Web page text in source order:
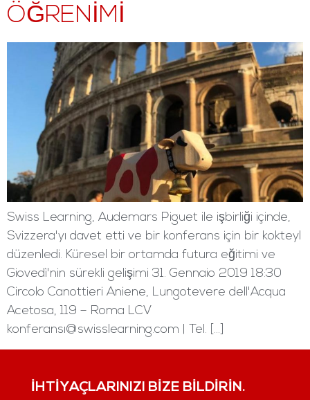
ÖĞRENIMI
Swiss Learning, Audemars Piguet ile işbirliği içinde,
Svizzera'yı davet etti ve bir konferans için bir kokteyl
düzenledi. Küresel bir ortamda futura eğitimi ve
Giovedì'nin sürekli gelişimi 31. Gennaio 2019 18:30
Circolo Canottieri Aniene, Lungotevere dell'Acqua
Acetosa, 119 – Roma LCV
konferansı@swisslearning.com | Tel. […]
İHTIYAÇLARINIZI BIZE BILDIRIN.